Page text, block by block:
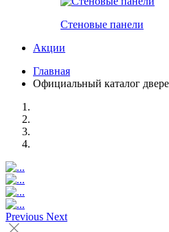
Стеновые панели
Акции
Главная
Официальный каталог
Previous Next